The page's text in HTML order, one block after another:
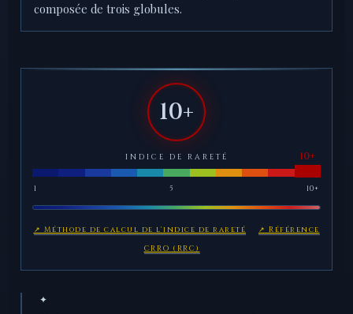
composée de trois globules.
10+
INDICE DE RARETÉ
1 5 10+
↗ Méthode de calcul de l'indice de rareté
↗ Référence
CRRO (RRC)
✦